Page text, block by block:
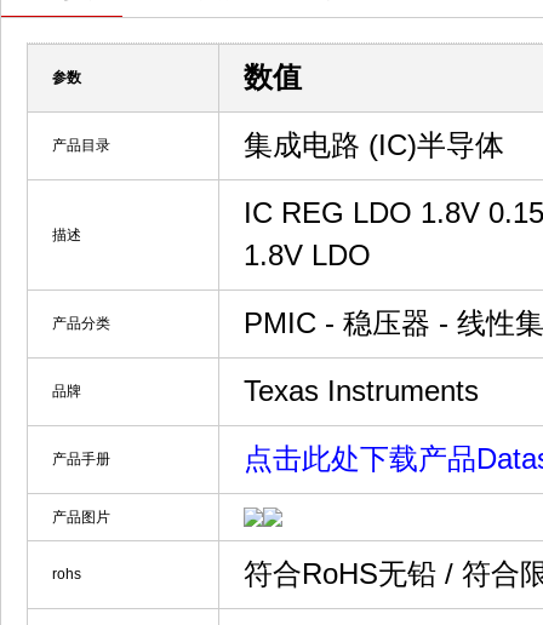
参数 数值
产品目录 集成电路 (IC)半导体
描述
IC REG LDO 1.8V
1.8V LDO
产品分类 PMIC - 稳压器 - 线性
品牌 Texas Instruments
产品手册 点击此处下载产品
产品图片
rohs 符合RoHS无铅 / 符合